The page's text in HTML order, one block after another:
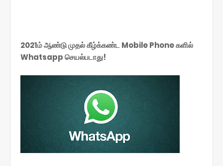
2021ம் ஆண்டு முதல் கீழ்க்கண்ட Mobile Phone களில்
Whatsapp செயல்படாது!